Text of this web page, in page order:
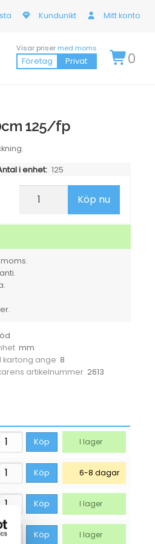
Kundunikt Mitt konto
Visar priser med moms
Företag Privat 0
125/fp
i enhet: 125
Servett
Duni
lag
40x40cm
125/fp
Köp nu
mm
kartong ange 8
artikelnummer 2613
Köp I lager
Köp 6-8 dagar
Köp I lager
Köp I lager